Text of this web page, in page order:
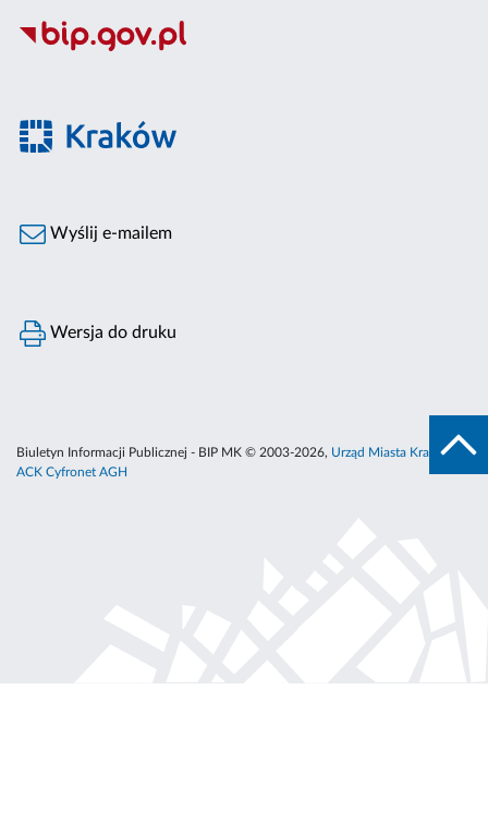
Wyślij e-mailem
Wersja do druku
Biuletyn Informacji Publicznej - BIP MK © 2003-2026, Urząd Miasta Krakowa
ACK Cyfronet AGH